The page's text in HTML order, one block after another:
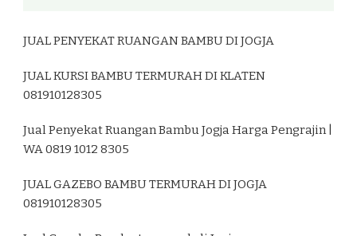
JUAL PENYEKAT RUANGAN BAMBU DI JOGJA
JUAL KURSI BAMBU TERMURAH DI KLATEN
081910128305
Jual Penyekat Ruangan Bambu Jogja Harga Pengrajin |
WA 0819 1012 8305
JUAL GAZEBO BAMBU TERMURAH DI JOGJA
081910128305